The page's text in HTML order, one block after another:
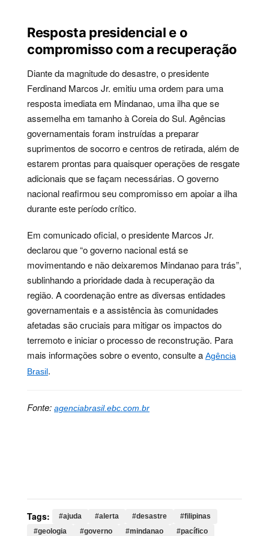
Resposta presidencial e o
compromisso com a recuperação
Diante da magnitude do desastre, o presidente
Ferdinand Marcos Jr. emitiu uma ordem para uma
resposta imediata em Mindanao, uma ilha que se
assemelha em tamanho à Coreia do Sul. Agências
governamentais foram instruídas a preparar
suprimentos de socorro e centros de retirada, além de
estarem prontas para quaisquer operações de resgate
adicionais que se façam necessárias. O governo
nacional reafirmou seu compromisso em apoiar a ilha
durante este período crítico.
Em comunicado oficial, o presidente Marcos Jr.
declarou que “o governo nacional está se
movimentando e não deixaremos Mindanao para trás”,
sublinhando a prioridade dada à recuperação da
região. A coordenação entre as diversas entidades
governamentais e a assistência às comunidades
afetadas são cruciais para mitigar os impactos do
terremoto e iniciar o processo de reconstrução. Para
mais informações sobre o evento, consulte a Agência
Brasil.
Fonte: agenciabrasil.ebc.com.br
Tags: #ajuda #alerta #desastre
#filipinas
#geologia
#governo #mindanao
#pacífico